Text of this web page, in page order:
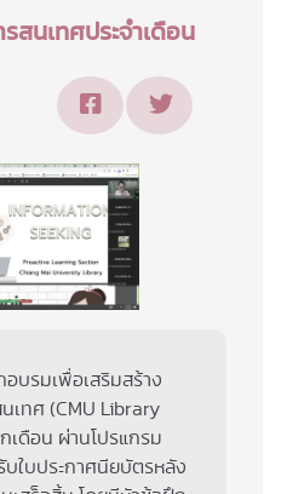
สนเทศประจำเดือน
บรมเพื่อเสริมสร้าง
เทศ (CMU Library
เดือน ผ่านโปรแกรม
บใบประกาศนียบัตรหลัง